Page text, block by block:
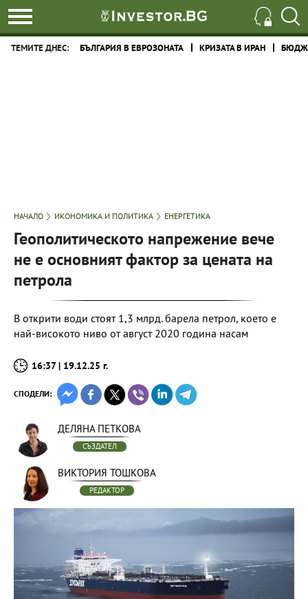
ТЕМИТЕ ДНЕС: БЪЛГАРИЯ В ЕВРОЗОНАТА КРИЗАТА В ИРАН
НАЧАЛО ИКОНОМИКА И ПОЛИТИКА ЕНЕРГЕТИКА
Геополитическото напрежение вече
не е основният фактор за цената на
петрола
В открити води стоят 1,3 млрд. барела петрол, което е
най-високото ниво от август 2020 година насам
16:37 | 19.12.25 г.
СПОДЕЛИ:
ДЕЛЯНА ПЕТКОВА
СЪЗДАТЕЛ
ВИКТОРИЯ ТОШКОВА
РЕДАКТОР